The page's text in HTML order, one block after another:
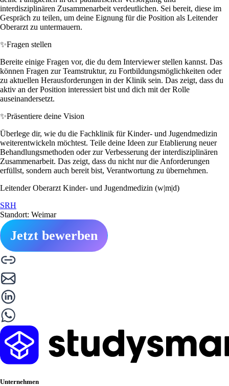
interdisziplinären Zusammenarbeit verdeutlichen. Sei bereit, diese im
Gespräch zu teilen, um deine Eignung für die Position als Leitender
Oberarzt zu untermauern.
✨Fragen stellen
Bereite einige Fragen vor, die du dem Interviewer stellen kannst. Das
können Fragen zur Teamstruktur, zu Fortbildungsmöglichkeiten oder
zu aktuellen Herausforderungen in der Klinik sein. Das zeigt, dass du
aktiv an der Position interessiert bist und dich mit der Rolle
auseinandersetzt.
✨Präsentiere deine Vision
Überlege dir, wie du die Fachklinik für Kinder- und Jugendmedizin
weiterentwickeln möchtest. Teile deine Ideen zur Etablierung neuer
Behandlungsmethoden oder zur Verbesserung der interdisziplinären
Zusammenarbeit. Das zeigt, dass du nicht nur die Anforderungen
erfüllst, sondern auch bereit bist, Verantwortung zu übernehmen.
Leitender Oberarzt Kinder- und Jugendmedizin (w|m|d)
SRH
Standort: Weimar
Jetzt bewerben
Unternehmen